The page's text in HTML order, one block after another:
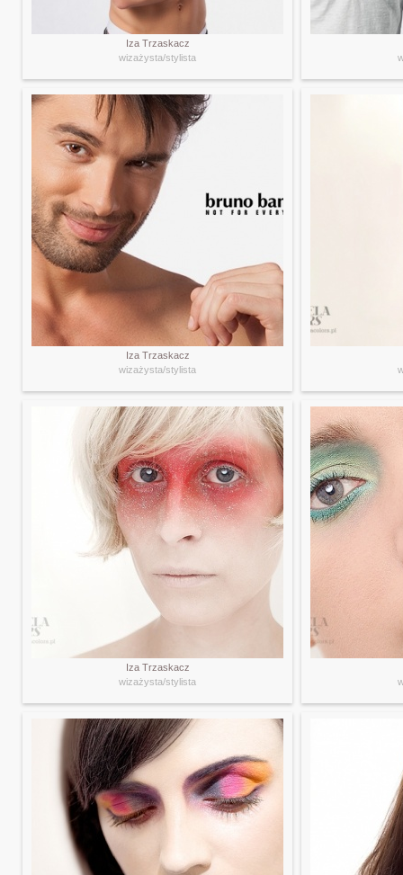
Iza Trzaskacz
wizażysta/stylista
Iza Trzaskacz
wizażysta/stylista
Iza Trzaskacz
wizażysta/stylista